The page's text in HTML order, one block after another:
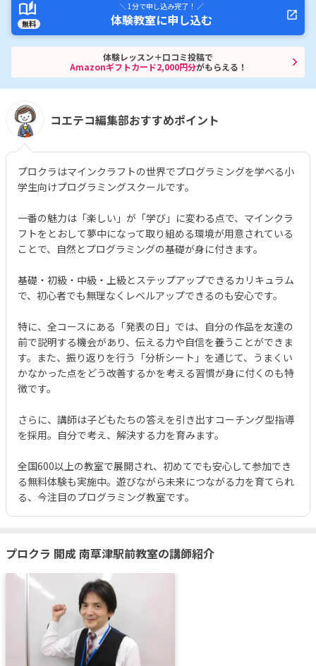
無料
＼ 1分で申し込み完了！ ／
体験教室に申し込む
体験レッスン＋口コミ投稿で
Amazonギフトカード2,000円分がもらえる！
コエテコ編集部おすすめポイント
プロクラはマインクラフトの世界でプログラミングを学べる小
学生向けプログラミングスクールです。
一番の魅力は「楽しい」が「学び」に変わる点で、マインクラ
フトをとおして夢中になって取り組める環境が用意されている
ことで、自然とプログラミングの基礎が身に付きます。
基礎・初級・中級・上級とステップアップできるカリキュラム
で、初心者でも無理なくレベルアップできるのも安心です。
特に、全コースにある「発表の日」では、自分の作品を友達の
前で説明する機会があり、伝える力や自信を養うことができま
す。また、振り返りを行う「分析シート」を通じて、うまくい
かなかった点をどう改善するかを考える習慣が身に付くのも特
徴です。
さらに、講師は子どもたちの答えを引き出すコーチング型指導
を採用。自分で考え、解決する力を育みます。
全国600以上の教室で展開され、初めてでも安心して参加でき
る無料体験も実施中。遊びながら未来につながる力を育てられ
る、今注目のプログラミング教室です。
プロクラ 開成 南草津駅前教室の講師紹介